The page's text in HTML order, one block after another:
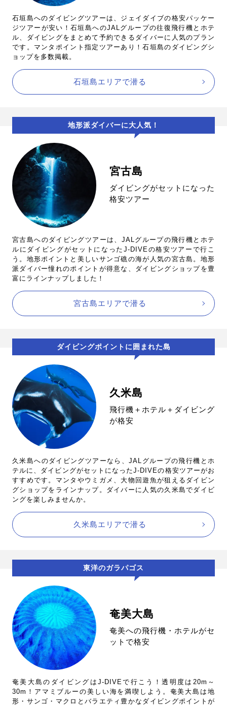
石垣島へのダイビングツアーは、ジェイダイブの格安パッケー
ジツアーが安い！石垣島へのJALグループの往復飛行機とホテ
ル、ダイビングをまとめて予約できるダイバーに人気のプラン
です。マンタポイント指定ツアーあり！石垣島のダイビングシ
ョップを多数掲載。
石垣島エリアで潜る
地形派ダイバーに大人気！
宮古島
ダイビングがセットになった
格安ツアー
宮古島へのダイビングツアーは、JALグループの飛行機とホテ
ルにダイビングがセットになったJ-DIVEの格安ツアーで行こ
う。地形ポイントと美しいサンゴ礁の海が人気の宮古島。地形
派ダイバー憧れのポイントが得意な、ダイビングショップを豊
富にラインナップしました！
宮古島エリアで潜る
ダイビングポイントに囲まれた島
久米島
飛行機＋ホテル＋ダイビング
が格安
久米島へのダイビングツアーなら、JALグループの飛行機とホ
テルに、ダイビングがセットになったJ-DIVEの格安ツアーがお
すすめです。マンタやウミガメ、大物回遊魚が狙えるダイビン
グショップをラインナップ。ダイバーに人気の久米島でダイビ
ングを楽しみませんか。
久米島エリアで潜る
東洋のガラパゴス
奄美大島
奄美への飛行機・ホテルがセ
ットで格安
奄美大島のダイビングはJ-DIVEで行こう！透明度は20m～
30m！アマミブルーの美しい海を満喫しよう。奄美大島は地
形・サンゴ・マクロとバラエティ豊かなダイビングポイントが